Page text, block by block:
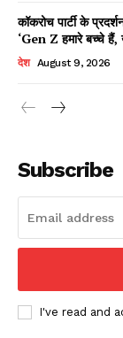
कॉकरोच पार्टी के
‘Gen Z हमारे बच्चे हैं,
देश August 9, 2026
Subscribe
I've read and